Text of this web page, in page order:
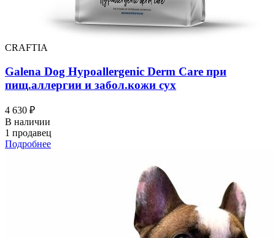
CRAFTIA
Galena Dog Hypoallergenic Derm Care при
пищ.аллергии и забол.кожи сух
4 630 ₽
В наличии
1 продавец
Подробнее